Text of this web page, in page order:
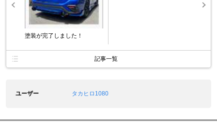
塗装が完了しました！
記事一覧
ユーザー タカヒロ1080